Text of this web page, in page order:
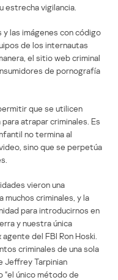
estrecha vigilancia.
las imágenes con código
de los internautas
el sitio web criminal
de pornografía
que se utilicen
atrapar criminales. Es
no termina al
sino que se perpetúa
vieron una
muchos criminales, y la
para introducirnos en
y nuestra única
del FBI Ron Hoski.
criminales de una sola
Jeffrey Tarpinian
único método de